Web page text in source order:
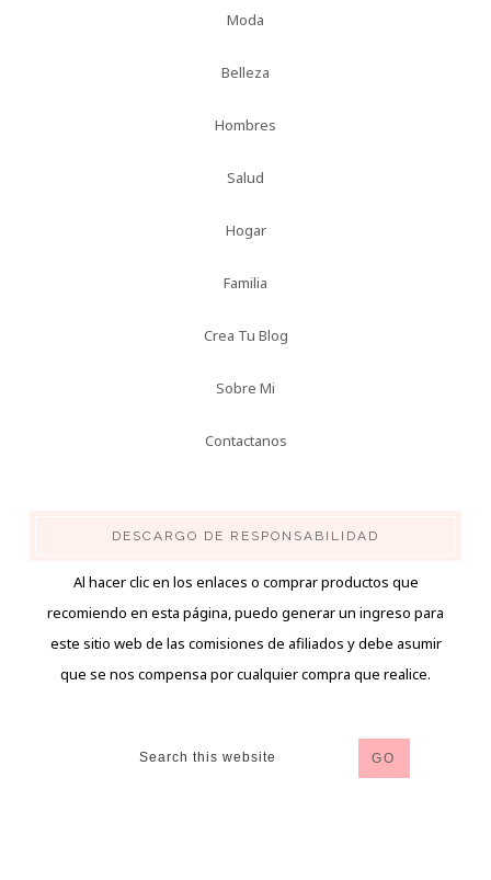
Moda
Belleza
Hombres
Salud
Hogar
Familia
Crea Tu Blog
Sobre Mi
Contactanos
DESCARGO DE RESPONSABILIDAD
Al hacer clic en los enlaces o comprar productos que
recomiendo en esta página, puedo generar un ingreso para
este sitio web de las comisiones de afiliados y debe asumir
que se nos compensa por cualquier compra que realice.